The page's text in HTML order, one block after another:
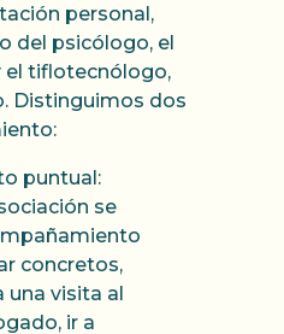
personal,
del psicólogo, el
el tiflotecnólogo,
Distinguimos dos
puntual:
se
concretos,
una visita al
ir a